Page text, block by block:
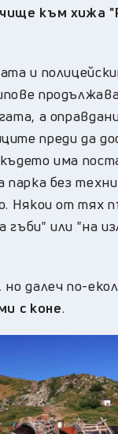
към хижа
и
а
преди да
има
парка без
Някои от тях
гъби" или "на
далеч по-
с коне.